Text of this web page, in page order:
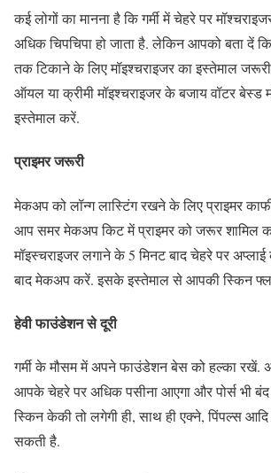
कई लोगों का मानना है कि गर्मी में चेहरे पर
अधिक चिपचिपा हो जाता है. लेकिन आपको बता दें
तक टिकाने के लिए मॉइश्चराइजर का इस्तेमाल
ऑयल या क्रीमी मॉइश्चराइजर के बजाय वॉटर बेस्‍ड
इस्तेमाल करें.
प्राइमर जरूरी
मेकअप को लॉन्‍ग लास्टिंग रखने के लिए प्राइमर
आप समर मेकअप किट में प्राइमर को जरूर शामिल
मॉइस्चराइजर लगाने के 5 मिनट बाद चेहरे पर
बाद मेकअप करें. इसके इस्‍तेमाल से आपकी स्किन
हेवी फाउंडेशन से दूरी
गर्मी के मौसम में अपने फाउंडेशन बेस को हल्‍का रखें.
आपके चेहरे पर अधिक पसीना आएगा और पोर्स भी
स्किन केकी तो लगेगी ही, साथ ही एक्ने, पिंपल्‍स आदि
सकती है.